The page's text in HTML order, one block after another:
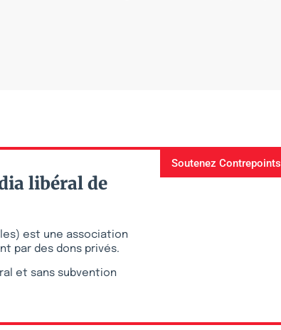
libéral de
est une association
par des dons privés.
et sans subvention
Soutenez Contrepoints